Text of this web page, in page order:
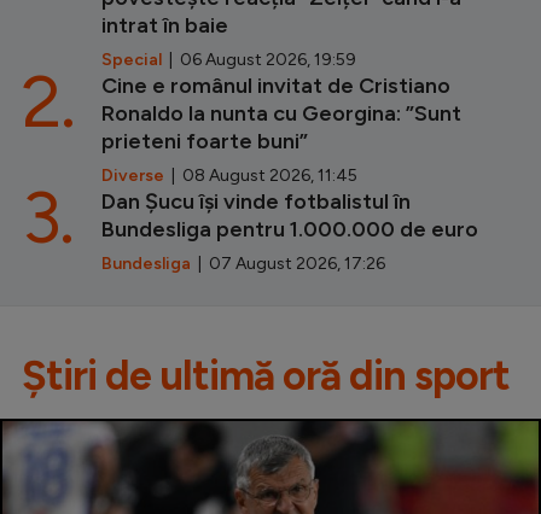
intrat în baie
Special | 06 August 2026, 19:59
Cine e românul invitat de Cristiano
Ronaldo la nunta cu Georgina: ”Sunt
prieteni foarte buni”
Diverse | 08 August 2026, 11:45
2.
Dan Șucu își vinde fotbalistul în
Bundesliga pentru 1.000.000 de euro
Bundesliga | 07 August 2026, 17:26
3.
Știri de ultimă oră din sport